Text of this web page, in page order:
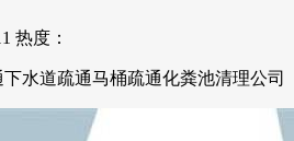
热度：
水道疏通马桶疏通化粪池清理公司